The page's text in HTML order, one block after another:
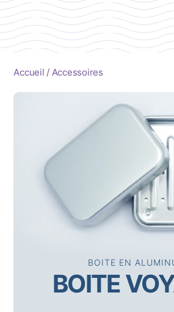
Accueil / Accessoires
BOITE EN
BOITE